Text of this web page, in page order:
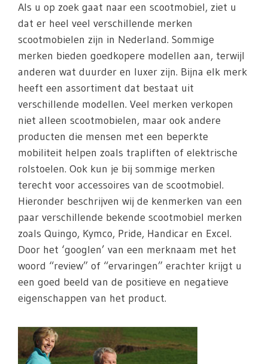
Als u op zoek gaat naar een scootmobiel, ziet u
dat er heel veel verschillende merken
scootmobielen zijn in Nederland. Sommige
merken bieden goedkopere modellen aan, terwijl
anderen wat duurder en luxer zijn. Bijna elk merk
heeft een assortiment dat bestaat uit
verschillende modellen. Veel merken verkopen
niet alleen scootmobielen, maar ook andere
producten die mensen met een beperkte
mobiliteit helpen zoals trapliften of elektrische
rolstoelen. Ook kun je bij sommige merken
terecht voor accessoires van de scootmobiel.
Hieronder beschrijven wij de kenmerken van een
paar verschillende bekende scootmobiel merken
zoals Quingo, Kymco, Pride, Handicar en Excel.
Door het ‘googlen’ van een merknaam met het
woord “review” of “ervaringen” erachter krijgt u
een goed beeld van de positieve en negatieve
eigenschappen van het product.